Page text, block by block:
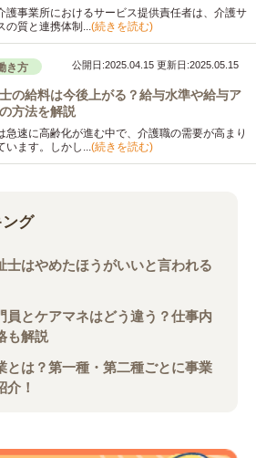
護事業所におけるサービス提供責任者は、介護サ
の質と連携体制...(続きを読む)
き方 公開日:2025.04.15 更新日:2025.05.15
の給料は今後上がる？給与水準や給与ア
方法を解説
急速に高齢化が進む中で、介護職の需要が高まり
います。しかし...(続きを読む)
グ
士はやめたほうがいいと言われる
員とケアマネはどう違う？仕事内
も解説
とは？第一種・第二種ごとに事業
介！